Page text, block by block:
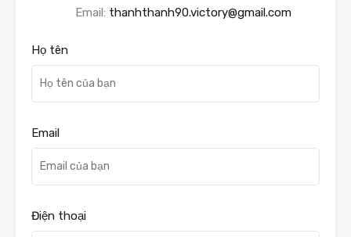
Email: thanhthanh90.victory@gmail.com
Họ tên
Email
Điện thoại